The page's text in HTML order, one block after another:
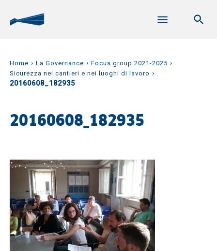
Home › La Governance › Focus group 2021-2025 ›
Sicurezza nei cantieri e nei luoghi di lavoro ›
20160608_182935
20160608_182935